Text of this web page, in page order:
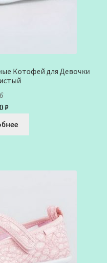
Котофей для Девочки
₽